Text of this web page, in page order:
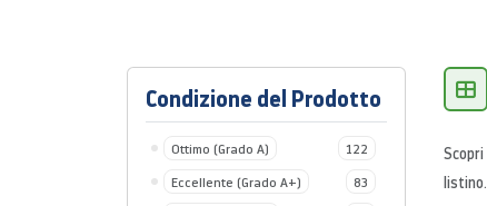
Condizione del Prodotto
Ottimo (Grado A)
122
Eccellente (Grado A+)
83
Scopri
listino.